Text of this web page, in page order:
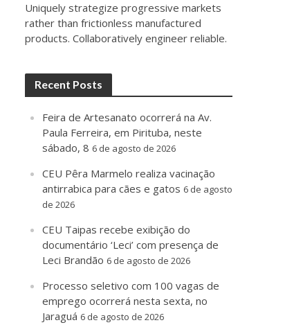
Uniquely strategize progressive markets
rather than frictionless manufactured
products. Collaboratively engineer reliable.
Recent Posts
Feira de Artesanato ocorrerá na Av.
Paula Ferreira, em Pirituba, neste
sábado, 8 6 de agosto de 2026
CEU Pêra Marmelo realiza vacinação
antirrabica para cães e gatos 6 de agosto
de 2026
CEU Taipas recebe exibição do
documentário ‘Leci’ com presença de
Leci Brandão 6 de agosto de 2026
Processo seletivo com 100 vagas de
emprego ocorrerá nesta sexta, no
Jaraguá 6 de agosto de 2026